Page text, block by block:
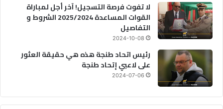
لا تفوت فرصة التسجيل! آخر أجل لمباراة
القوات المساعدة 2025/2024 الشروط و
التفاصيل
2024-10-08
رئيس اتحاد طنجة هذه هي حقيقة العثور
على لاعبي إتحاد طنجة
2024-07-06